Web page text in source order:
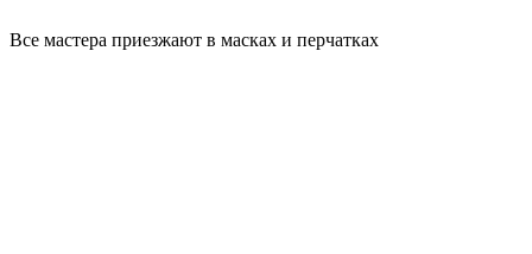
Все мастера приезжают в масках и перчатках